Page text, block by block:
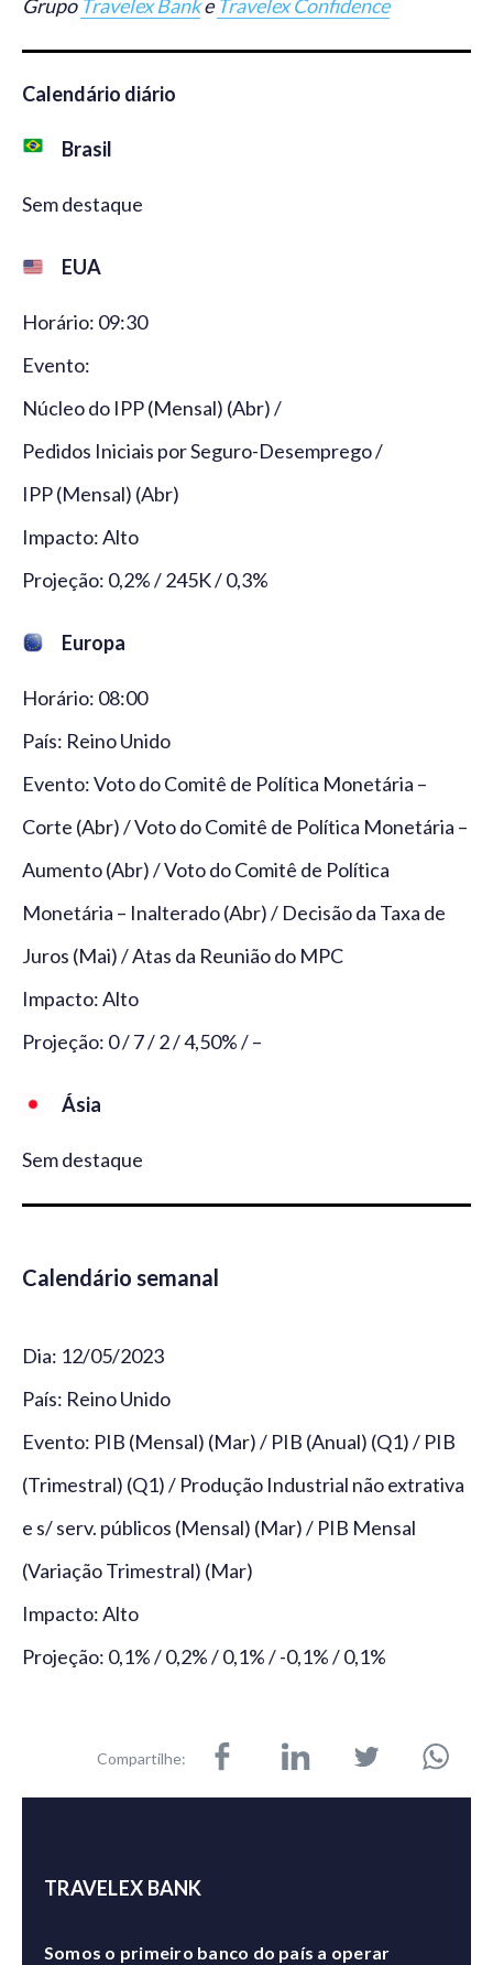
Grupo Travelex BankeTravelex Confidence
Calendário diário
Brasil
Sem destaque
EUA
Horário: 09:30
Evento:
Núcleo do IPP (Mensal) (Abr) /
Pedidos Iniciais por Seguro-Desemprego /
IPP (Mensal) (Abr)
Impacto: Alto
Projeção: 0,2% / 245K / 0,3%
Europa
Horário: 08:00
País: Reino Unido
Evento: Voto do Comitê de Política Monetária –
Corte (Abr) / Voto do Comitê de Política Monetária –
Aumento (Abr) / Voto do Comitê de Política
Monetária – Inalterado (Abr) / Decisão da Taxa de
Juros (Mai) / Atas da Reunião do MPC
Impacto: Alto
Projeção: 0 / 7 / 2 / 4,50% / –
Ásia
Sem destaque
Calendário semanal
Dia: 12/05/2023
País: Reino Unido
Evento: PIB (Mensal) (Mar) / PIB (Anual) (Q1) / PIB
(Trimestral) (Q1) / Produção Industrial não extrativa
e s/ serv. públicos (Mensal) (Mar) / PIB Mensal
(Variação Trimestral) (Mar)
Impacto: Alto
Projeção: 0,1% / 0,2% / 0,1% / -0,1% / 0,1%
Compartilhe:
TRAVELEX BANK
Somos o primeiro banco do país a operar